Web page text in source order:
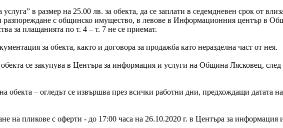
в размер на 25.00 лв. за обекта, да се заплати в седемдневен срок от
разпореждане с общинско имущество, в левове в Информационния център в
за плащанията по т. 4 – т. 7 не се приемат.
за обекта, както и договора за продажба като неразделна част от нея.
се закупува в Центъра за информация и услуги на Община Лясковец, след
обекта – огледът се извършва през всички работни дни, предхождащи датата
на пликове с оферти - до 17:00 часа на 26.10.2020 г. в Центъра за